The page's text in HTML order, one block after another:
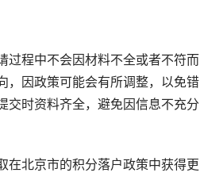
过程中不会因材料不全或者不符而
，因政策可能会有所调整，以免错
交时资料齐全，避免因信息不充分
在北京市的积分落户政策中获得更